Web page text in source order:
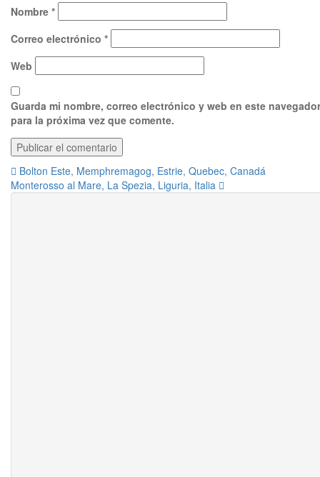
Nombre *
Correo electrónico *
Web
Guarda mi nombre, correo electrónico y web en este navegador
para la próxima vez que comente.
Navegación
de
Bolton Este, Memphremagog, Estrie, Quebec, Canadá
Monterosso al Mare, La Spezia, Liguria, Italia